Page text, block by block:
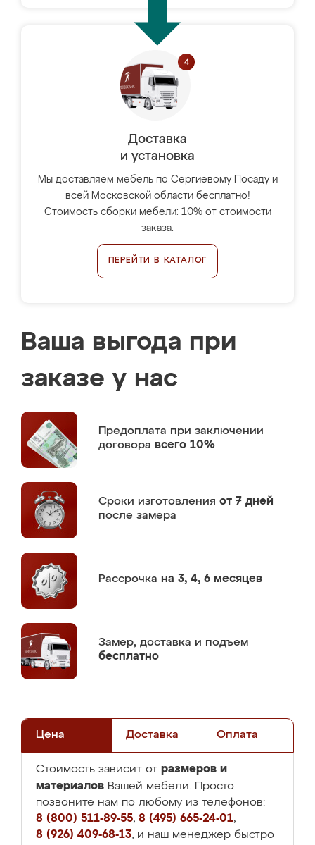
Доставка
и установка
Мы доставляем мебель по Сергиевому Посаду и
всей Московской области бесплатно!
Стоимость сборки мебели: 10% от стоимости
заказа.
ПЕРЕЙТИ В КАТАЛОГ
Ваша выгода при
заказе у нас
Предоплата при заключении
договора всего 10%
Сроки изготовления от 7 дней
после замера
Рассрочка на 3, 4, 6 месяцев
Замер, доставка и подъем
бесплатно
Цена Доставка Оплата
Стоимость зависит от размеров и
материалов Вашей мебели. Просто
позвоните нам по любому из телефонов:
8 (800) 511-89-55, 8 (495) 665-24-01,
8 (926) 409-68-13, и наш менеджер быстро